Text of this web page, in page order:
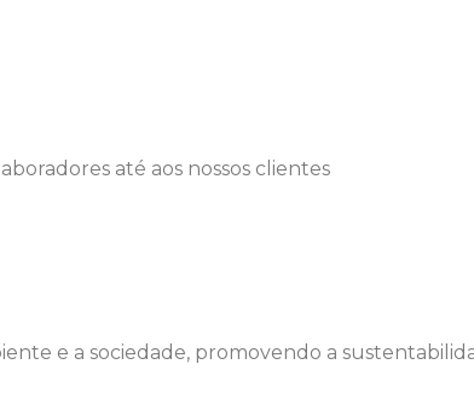
até aos nossos clientes
e a sociedade, promovendo a